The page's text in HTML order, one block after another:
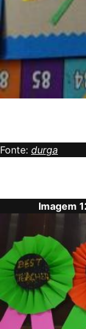
Fonte: durga
Imagem